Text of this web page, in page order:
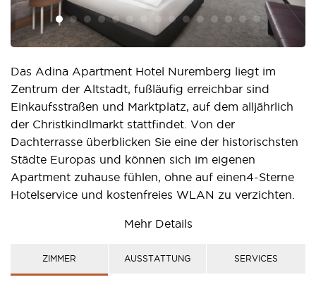
Das Adina Apartment Hotel Nuremberg liegt im
Zentrum der Altstadt, fußläufig erreichbar sind
Einkaufsstraßen und Marktplatz, auf dem alljährlich
der Christkindlmarkt stattfindet. Von der
Dachterrasse überblicken Sie eine der historischsten
Städte Europas und können sich im eigenen
Apartment zuhause fühlen, ohne auf einen4-Sterne
Hotelservice und kostenfreies WLAN zu verzichten.
Das Adina Apartment Hotel Nuremberg wird im
lebhaften Altstadt von Nürnberg eröffnet. Das Hotel
wird über 138 Studios und Apartments auf 5 Etagen,
Mehr Details
ZIMMER AUSSTATTUNG SERVICES